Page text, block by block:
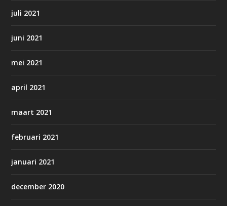
juli 2021
juni 2021
mei 2021
april 2021
maart 2021
februari 2021
januari 2021
december 2020